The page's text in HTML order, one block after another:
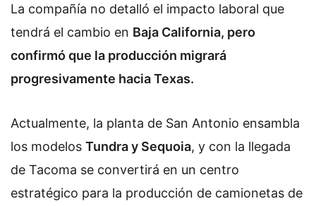
La compañía no detalló el impacto laboral que
tendrá el cambio en Baja California, pero
confirmó que la producción migrará
progresivamente hacia Texas.
Actualmente, la planta de San Antonio ensambla
los modelos Tundra y Sequoia, y con la llegada
de Tacoma se convertirá en un centro
estratégico para la producción de camionetas de